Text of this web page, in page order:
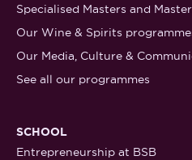
Specialised Masters and
Our Wine & Spirits
Our Media, Culture &
See all our programmes
SCHOOL
Entrepreneurship at BSB